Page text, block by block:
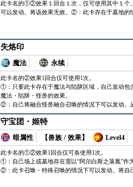
此卡名的①②效果１回合１次，仅可使用其中１个
可以发动。将该效果无效。②：此卡存在于墓地的
失烙印
魔法 永续
此卡名的②效果1回合仅可使用1次。
①：只要此卡存在于魔法与陷阱区域，自己发动包
魔法・陷阱・怪兽的效果。
②：自己将融合怪兽融合召唤的情况下可以发动。
守宝团・姬特
暗属性 【兽族 / 效果】 Level4
此卡名的①②效果1回合仅可各使用1次。
①：自己场上或墓地存在需以“阿尔白斯之落胤”作
②：此卡召唤・特殊召唤的情况下可以发动。将自